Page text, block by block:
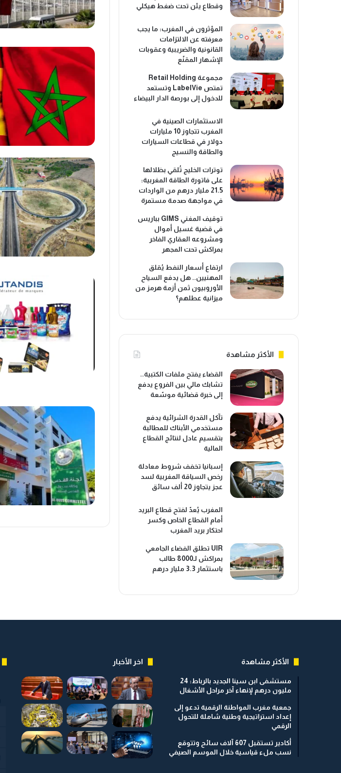
وقطاع يئن تحت ضغط هيكلي
المؤثرون في المغرب: ما يجب
معرفته عن الالتزامات
القانونية والضريبية وعقوبات
الإشهار المقنّع
مجموعة Retail Holding
تمتص LabelVie وتستعد
للدخول إلى بورصة الدار البيضاء
الاستثمارات الصينية في
المغرب تتجاوز 10 مليارات
دولار في قطاعات السيارات
والطاقة والنسيج
توترات الخليج تُلقي بظلالها
على فاتورة الطاقة المغربية:
21.5 مليار درهم من الواردات
في مواجهة صدمة مستمرة
توقيف المغني GIMS بباريس
في قضية غسيل أموال
ومشروعه العقاري الفاخر
بمراكش تحت المجهر
ارتفاع أسعار النفط يُقلق
المهنيين.. هل يدفع السياح
الأوروبيون ثمن أزمة هرمز من
ميزانية عطلهم؟
الأكثر مشاهدة
القضاء يفتح ملفات الكتبية..
تشابك مالي بين الفروع يدفع
إلى خبرة قضائية موسّعة
تآكل القدرة الشرائية يدفع
مستخدمي الأبناك للمطالبة
بتقسيم عادل لنتائج القطاع
المالية
إسبانيا تخفف شروط معادلة
رخص السياقة المغربية لسد
عجز يتجاوز 20 ألف سائق
المغرب يُعدّ لفتح قطاع البريد
أمام القطاع الخاص وكسر
احتكار بريد المغرب
UIR تطلق الفضاء الجامعي
بمراكش لـ8000 طالب
باستثمار 3.3 مليار درهم
الأكثر مشاهدة
مستشفى ابن سينا الجديد بالرباط: 24
مليون درهم لإنهاء آخر مراحل الأشغال
جمعية مغرب المواطنة الرقمية تدعو إلى
إعداد استراتيجية وطنية شاملة للتحول
الرقمي
أكادير تستقبل 607 آلاف سائح وتتوقع
نسب ملء قياسية خلال الموسم الصيفي
اخر الأخبار